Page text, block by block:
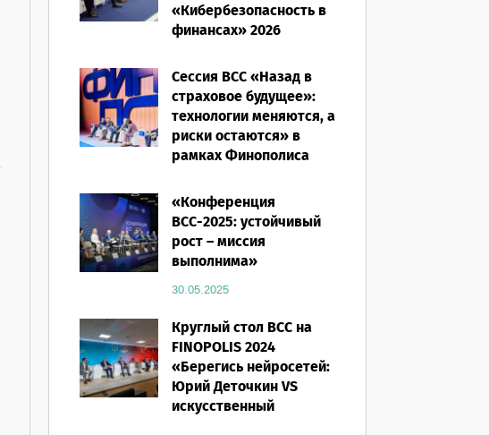
«Кибербезопасность в
финансах» 2026
Сессия ВСС «Назад в
страховое будущее»:
технологии меняются, а
риски остаются» в
рамках Финополиса
16.03.2026
«Конференция
ВСС-2025: устойчивый
рост – миссия
выполнима»
30.05.2025
Круглый стол ВСС на
FINOPOLIS 2024
«Берегись нейросетей:
Юрий Деточкин VS
искусственный